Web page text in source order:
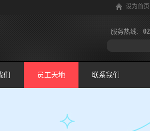
设为首页
服务热线:
们 员工天地 联系我们